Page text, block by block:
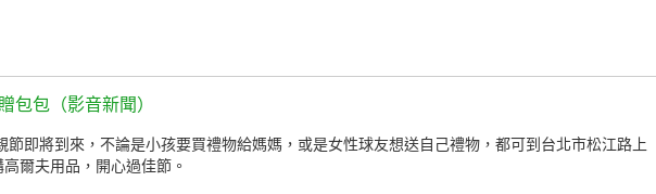
包包（影音新聞）
節即將到來，不論是小孩要買禮物給媽媽，或是女性球友想送自己禮物，都可到台北市松江路上
爾夫用品，開心過佳節。